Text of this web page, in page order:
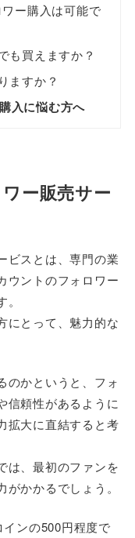
ー購入は可能で
も買えますか？
ますか？
入に悩む方へ
ー販売サー
ビスとは、専門の業
ウントのフォロワー
にとって、魅力的な
のかというと、フォ
信頼性があるように
拡大に直結すると考
は、最初のファンを
かかるでしょう。
ンの500円程度で